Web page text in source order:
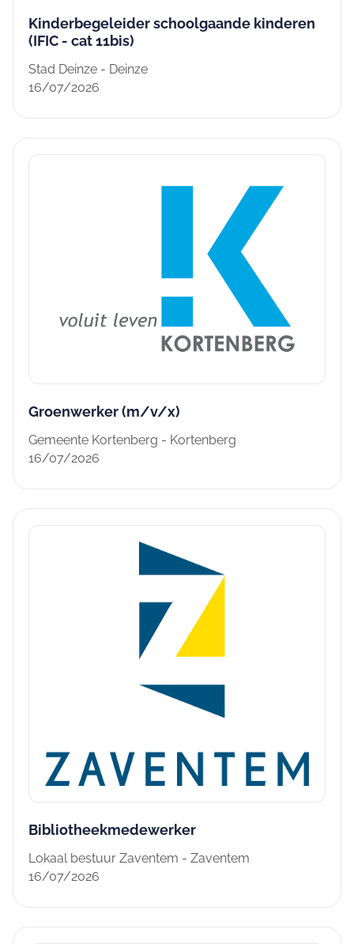
Kinderbegeleider schoolgaande kinderen
(IFIC - cat 11bis)
Stad Deinze - Deinze
16/07/2026
Groenwerker (m/v/x)
Gemeente Kortenberg - Kortenberg
16/07/2026
Bibliotheekmedewerker
Lokaal bestuur Zaventem - Zaventem
16/07/2026